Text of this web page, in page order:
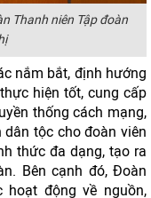
Thanh niên Tập đoàn
nắm bắt, định hướng
hiện tốt, cung cấp
thống cách mạng,
tộc cho đoàn viên
thức đa dạng, tạo ra
Bên cạnh đó, Đoàn
hoạt động về nguồn,